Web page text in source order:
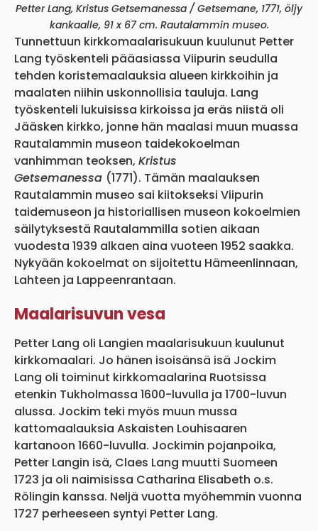
Petter Lang, Kristus Getsemanessa / Getsemane, 1771, öljy
kankaalle, 91 x 67 cm. Rautalammin museo.
Tunnettuun kirkkomaalarisukuun kuulunut Petter
Lang työskenteli pääasiassa Viipurin seudulla
tehden koristemaalauksia alueen kirkkoihin ja
maalaten niihin uskonnollisia tauluja. Lang
työskenteli lukuisissa kirkoissa ja eräs niistä oli
Jääsken kirkko, jonne hän maalasi muun muassa
Rautalammin museon taidekokoelman
vanhimman teoksen, Kristus
Getsemanessa (1771). Tämän maalauksen
Rautalammin museo sai kiitokseksi Viipurin
taidemuseon ja historiallisen museon kokoelmien
säilytyksestä Rautalammilla sotien aikaan
vuodesta 1939 alkaen aina vuoteen 1952 saakka.
Nykyään kokoelmat on sijoitettu Hämeenlinnaan,
Lahteen ja Lappeenrantaan.
Maalarisuvun vesa
Petter Lang oli Langien maalarisukuun kuulunut
kirkkomaalari. Jo hänen isoisänsä isä Jockim
Lang oli toiminut kirkkomaalarina Ruotsissa
etenkin Tukholmassa 1600-luvulla ja 1700-luvun
alussa. Jockim teki myös muun mussa
kattomaalauksia Askaisten Louhisaaren
kartanoon 1660-luvulla. Jockimin pojanpoika,
Petter Langin isä, Claes Lang muutti Suomeen
1723 ja oli naimisissa Catharina Elisabeth o.s.
Rölingin kanssa. Neljä vuotta myöhemmin vuonna
1727 perheeseen syntyi Petter Lang.